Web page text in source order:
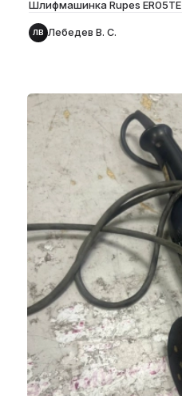
Шлифмашинка Rupes ER05TE
ЛВ Лебедев В. С.